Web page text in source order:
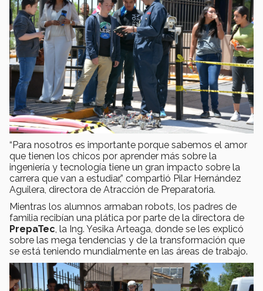
“Para nosotros es importante porque sabemos el amor
que tienen los chicos por aprender más sobre la
ingeniería y tecnología tiene un gran impacto sobre la
carrera que van a estudiar,” compartió Pilar Hernández
Aguilera, directora de Atracción de Preparatoria.
Mientras los alumnos armaban robots, los padres de
familia recibían una plática por parte de la directora de
PrepaTec, la Ing. Yesika Arteaga, donde se les explicó
sobre las mega tendencias y de la transformación que
se está teniendo mundialmente en las áreas de trabajo.